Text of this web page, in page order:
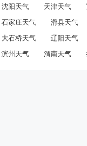
沈阳天气 天津天气
石家庄天气 滑县天气
大石桥天气 辽阳天气
滨州天气 渭南天气